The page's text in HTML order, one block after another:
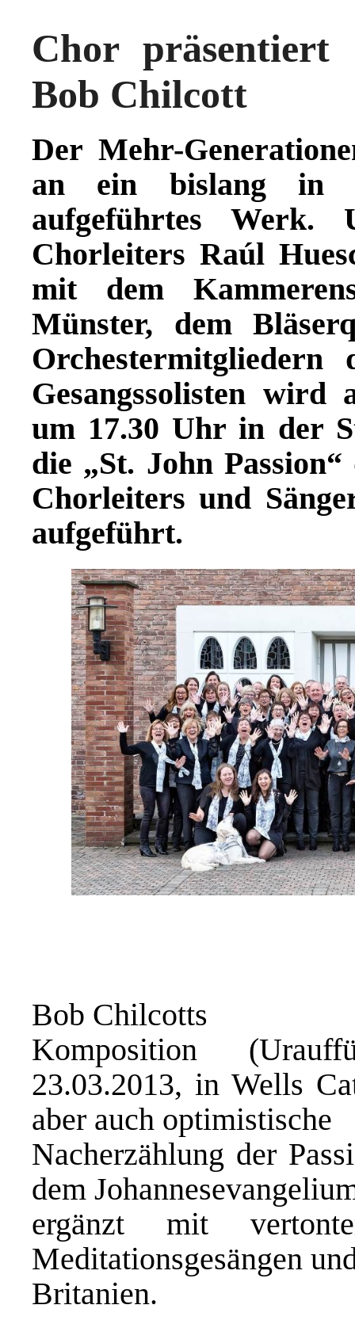
Chor präsentiert
Bob Chilcott
Der Mehr-
an ein bislang in
aufgeführtes Werk.
Chorleiters Raúl
mit dem
Münster, dem
Gesangssolisten wird
um 17.30 Uhr in der
die „St. John
Chorleiters und
aufgeführt.
Bob Chilcotts
Komposition
23.03.2013, in Wells
aber auch optimistische
Nacherzählung der
dem
ergänzt mit
Meditationsgesängen
Britanien.